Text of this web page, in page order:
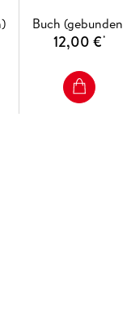
Buch (gebunden)
12,00 €*